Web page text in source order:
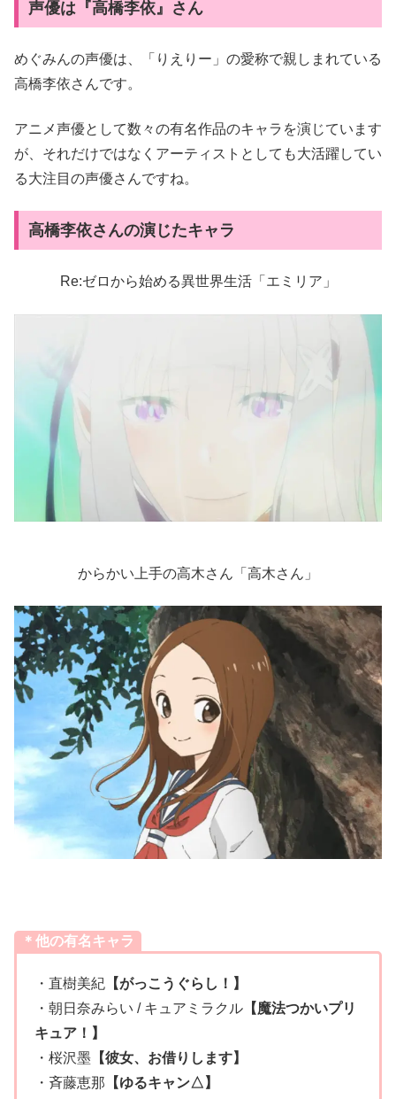
声優は『高橋李依』さん
めぐみんの声優は、「りえりー」の愛称で親しまれている
高橋李依さんです。
アニメ声優として数々の有名作品のキャラを演じています
が、それだけではなくアーティストとしても大活躍してい
る大注目の声優さんですね。
高橋李依さんの演じたキャラ
Re:ゼロから始める異世界生活「エミリア」
からかい上手の高木さん「高木さん」
＊他の有名キャラ
・直樹美紀 【がっこうぐらし！】
・朝日奈みらい / キュアミラクル 【魔法つかいプリ
キュア！】
・桜沢墨 【彼女、お借りします】
・斉藤恵那 【ゆるキャン△】